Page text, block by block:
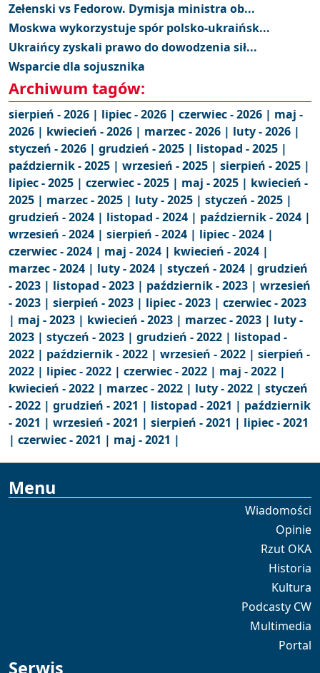
Zełenski vs Fedorow. Dymisja ministra ob...
Moskwa wykorzystuje spór polsko-ukraińsk...
Ukraińcy zyskali prawo do dowodzenia sił...
Wsparcie dla sojusznika
Archiwum tagów:
sierpień - 2026 | lipiec - 2026 | czerwiec - 2026 | maj -
2026 | kwiecień - 2026 | marzec - 2026 | luty - 2026 |
styczeń - 2026 | grudzień - 2025 | listopad - 2025 |
październik - 2025 | wrzesień - 2025 | sierpień - 2025 |
lipiec - 2025 | czerwiec - 2025 | maj - 2025 | kwiecień -
2025 | marzec - 2025 | luty - 2025 | styczeń - 2025 |
grudzień - 2024 | listopad - 2024 | październik - 2024 |
wrzesień - 2024 | sierpień - 2024 | lipiec - 2024 |
czerwiec - 2024 | maj - 2024 | kwiecień - 2024 |
marzec - 2024 | luty - 2024 | styczeń - 2024 | grudzień
- 2023 | listopad - 2023 | październik - 2023 | wrzesień
- 2023 | sierpień - 2023 | lipiec - 2023 | czerwiec - 2023
| maj - 2023 | kwiecień - 2023 | marzec - 2023 | luty -
2023 | styczeń - 2023 | grudzień - 2022 | listopad -
2022 | październik - 2022 | wrzesień - 2022 | sierpień -
2022 | lipiec - 2022 | czerwiec - 2022 | maj - 2022 |
kwiecień - 2022 | marzec - 2022 | luty - 2022 | styczeń
- 2022 | grudzień - 2021 | listopad - 2021 | październik
- 2021 | wrzesień - 2021 | sierpień - 2021 | lipiec - 2021
| czerwiec - 2021 | maj - 2021 |
Menu
Wiadomości
Opinie
Rzut OKA
Historia
Kultura
Podcasty CW
Multimedia
Portal
Serwis